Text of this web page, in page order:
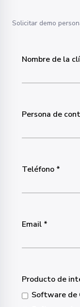
Solicitar demo
Nombre de la
Persona de
Teléfono
Email
Producto de
Software de